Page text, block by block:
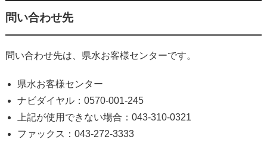
問い合わせ先
問い合わせ先は、県水お客様センターです。
県水お客様センター
ナビダイヤル：0570-001-245
上記が使用できない場合：043-310-0321
ファックス：043-272-3333